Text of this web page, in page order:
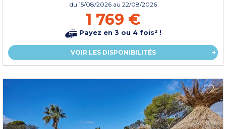
du 15/08/2026 au 22/08/2026
1 769 €
Payez en 3 ou 4 fois² !
VOIR LES DISPONIBILITÉS